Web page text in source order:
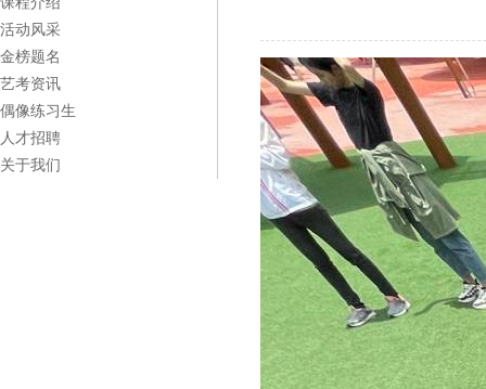
活动风采
金榜题名
艺考资讯
偶像练习生
人才招聘
关于我们